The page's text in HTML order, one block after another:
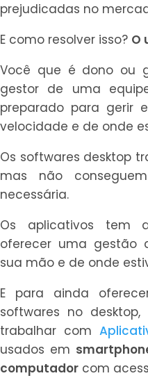
prejudicadas no
E como resolver isso? O
Você que é dono ou
gestor de uma
preparado para gerir
velocidade e de onde
Os softwares desktop
mas não
necessária.
Os aplicativos tem
oferecer uma gestão
sua mão e de onde
E para ainda
softwares no
trabalhar com
usados em
computador com